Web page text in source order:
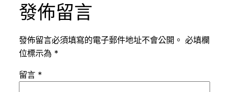
發佈留言
發佈留言必須填寫的電子郵件地址不會公開。 必填欄
位標示為 *
留言 *